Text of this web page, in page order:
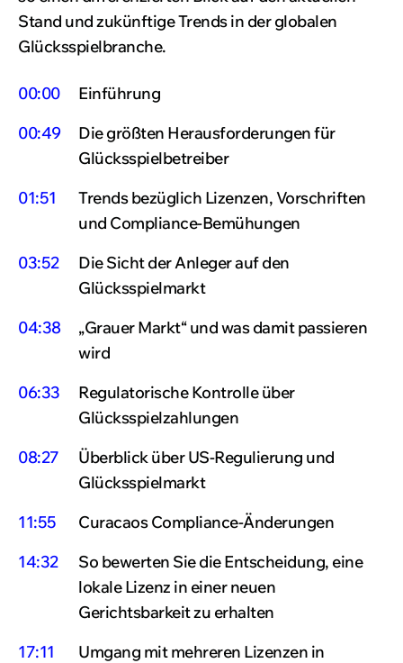
Stand und zukünftige Trends in der globalen
Glücksspielbranche.
00:00
Einführung
00:49
Die größten Herausforderungen für
Glücksspielbetreiber
01:51
Trends bezüglich Lizenzen, Vorschriften
und Compliance-Bemühungen
03:52
Die Sicht der Anleger auf den
Glücksspielmarkt
04:38
„Grauer Markt“ und was damit passieren
wird
06:33
Regulatorische Kontrolle über
Glücksspielzahlungen
08:27
Überblick über US-Regulierung und
Glücksspielmarkt
11:55
Curacaos Compliance-Änderungen
14:32
So bewerten Sie die Entscheidung, eine
lokale Lizenz in einer neuen
Gerichtsbarkeit zu erhalten
17:11
Umgang mit mehreren Lizenzen in